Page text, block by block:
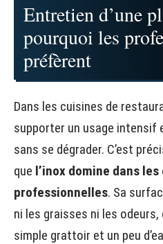
Entretien d’une
pourquoi les
préfèrent
Dans les cuisines de
supporter un usage intensif
sans se dégrader. C’est
que l’inox domine dans
professionnelles. Sa
ni les graisses ni les
simple grattoir et un peu